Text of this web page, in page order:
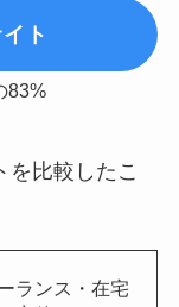
ト
83%
を比較したこ
ランス・在宅